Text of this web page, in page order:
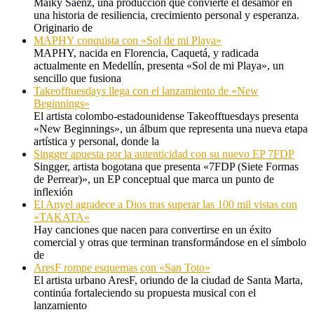
una historia de resiliencia, crecimiento personal y esperanza.
Originario de
MAPHY conquista con «Sol de mi Playa»
MAPHY, nacida en Florencia, Caquetá, y radicada
actualmente en Medellín, presenta «Sol de mi Playa», un
sencillo que fusiona
Takeofftuesdays llega con el lanzamiento de «New
Beginnings»
El artista colombo-estadounidense Takeofftuesdays presenta
«New Beginnings», un álbum que representa una nueva etapa
artística y personal, donde la
Singger apuesta por la autenticidad con su nuevo EP 7FDP
Singger, artista bogotana que presenta «7FDP (Siete Formas
de Perrear)», un EP conceptual que marca un punto de
inflexión
El Anyel agradece a Dios tras superar las 100 mil vistas con
«TAKATA»
Hay canciones que nacen para convertirse en un éxito
comercial y otras que terminan transformándose en el símbolo
de
AresF rompe esquemas con «San Toto»
El artista urbano AresF, oriundo de la ciudad de Santa Marta,
continúa fortaleciendo su propuesta musical con el
lanzamiento